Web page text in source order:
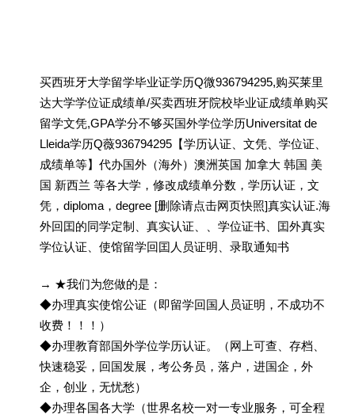
买西班牙大学留学毕业证学历Q微936794295,购买莱里
达大学学位证成绩单/买卖西班牙院校毕业证成绩单购买
留学文凭,GPA学分不够买国外学位学历Universitat de
Lleida学历Q薇936794295【学历认证、文凭、学位证、
成绩单等】代办国外（海外）澳洲英国 加拿大 韩国 美
国 新西兰 等各大学，修改成绩单分数，学历认证，文
凭，diploma，degree [删除请点击网页快照]真实认证.海
外回囯的同学定制、真实认证、、学位证书、囯外真实
学位认证、使馆留学回囯人员证明、录取通知书
→ ★我们为您做的是：
◆办理真实使馆公证（即留学回国人员证明，不成功不
收费！！！）
◆办理教育部国外学位学历认证。（网上可查、存档、
快速稳妥，回国发展，考公务员，落户，进国企，外
企，创业，无忧愁）
◆办理各国各大学（世界名校一对一专业服务，可全程